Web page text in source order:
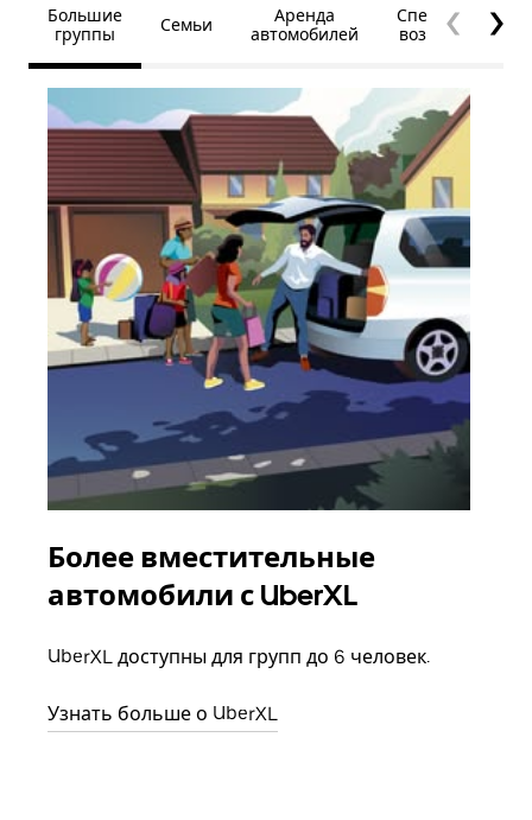
Большие
группы
Семьи
Аренда
автомобилей
Специальные
возможности
Более вместительные
автомобили с UberXL
UberXL доступны для групп до 6 человек.
Узнать больше о UberXL